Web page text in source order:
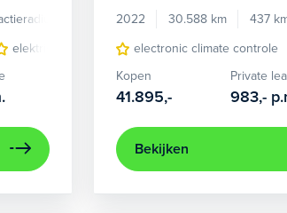
Elektrisch
elektrisch glazen panorama-dak lichtmetalen
2022
30.588 km 437
electronic climate controle
Kopen
41.895,-
Private
983,-
Bekijken